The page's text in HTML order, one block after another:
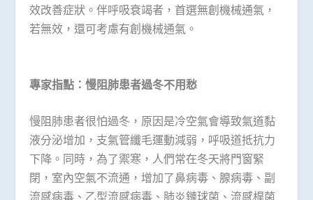
效改善症狀。伴呼吸衰竭者，首選無創機械通氣，
若無效，還可考慮有創機械通氣。
專家指點：慢阻肺患者過冬不用愁
慢阻肺患者很怕過冬，原因是冷空氣會導致氣道黏
液分泌增加，支氣管纖毛運動減弱，呼吸道抵抗力
下降。同時，為了禦寒，人們常在冬天將門窗緊
閉，室內空氣不流通，增加了鼻病毒、腺病毒、副
流感病毒、乙型流感病毒、肺炎鏈球菌、流感桿菌